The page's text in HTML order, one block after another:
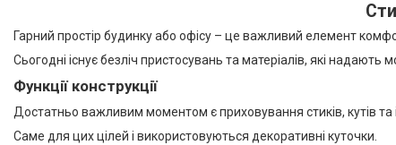
Новини компанії
Категорії товарів
Гарний простір будинку або офісу – це важливий елемент
Сьогодні існує безліч пристосувань та матеріалів, які
Функції конструкції
Достатньо важливим моментом є приховування стиків, кутів
Саме для цих цілей і використовуються декоративні куточки.